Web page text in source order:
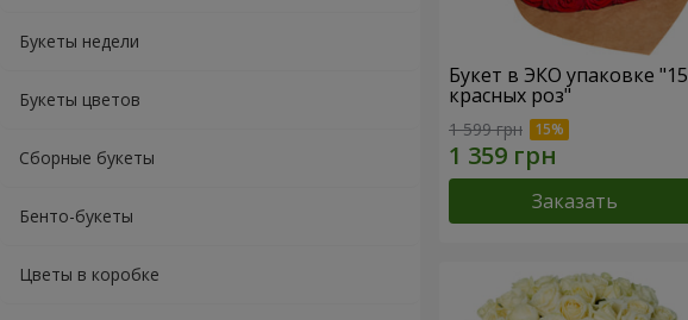
Букеты недели
Букеты цветов
Сборные букеты
Бенто-букеты
Цветы в коробке
Букет в ЭКО упаковке "15
красных роз"
1 599 грн
Заказать